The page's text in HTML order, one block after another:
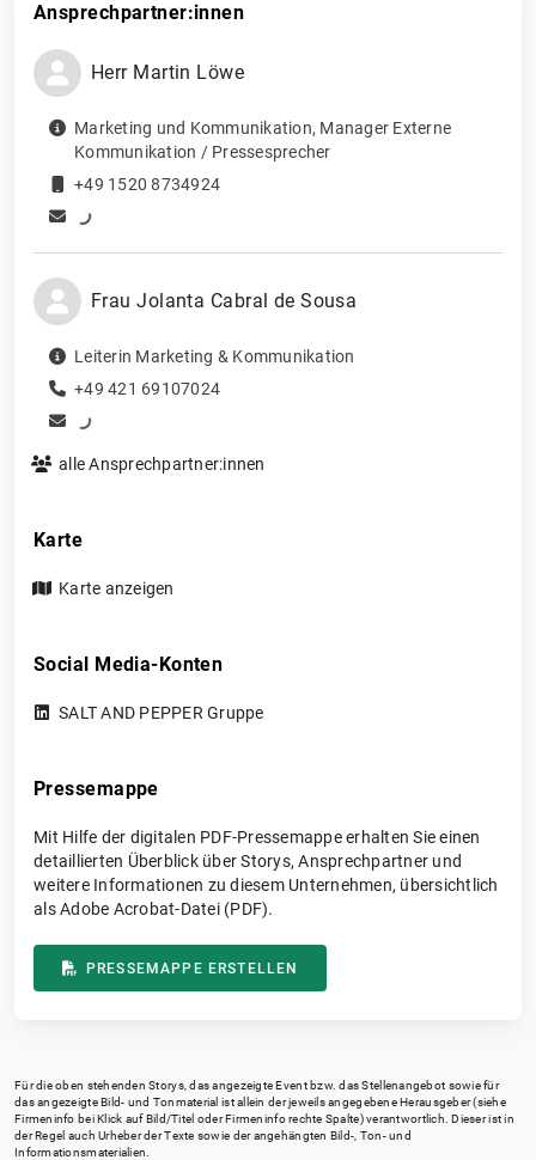
Ansprechpartner:innen
Herr Martin Löwe
Marketing und Kommunikation, Manager Externe
Kommunikation / Pressesprecher
+49 1520 8734924
Frau Jolanta Cabral de Sousa
Leiterin Marketing & Kommunikation
+49 421 69107024
alle Ansprechpartner:innen
Karte
Karte anzeigen
Social Media-Konten
SALT AND PEPPER Gruppe
Pressemappe
Mit Hilfe der digitalen PDF-Pressemappe erhalten Sie einen
detaillierten Überblick über Storys, Ansprechpartner und
weitere Informationen zu diesem Unternehmen, übersichtlich
als Adobe Acrobat-Datei (PDF).
PRESSEMAPPE ERSTELLEN
Für die oben stehenden Storys, das angezeigte Event bzw. das Stellenangebot sowie für
das angezeigte Bild- und Tonmaterial ist allein der jeweils angegebene Herausgeber (siehe
Firmeninfo bei Klick auf Bild/Titel oder Firmeninfo rechte Spalte) verantwortlich. Dieser ist in
der Regel auch Urheber der Texte sowie der angehängten Bild-, Ton- und
Informationsmaterialien.